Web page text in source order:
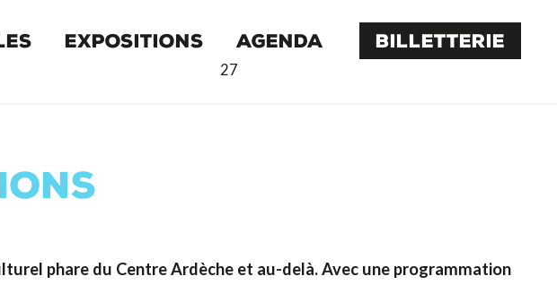
EXPOSITIONS AGENDA
27
BILLETTERIE
phare du Centre Ardèche et au-delà. Avec une programmation